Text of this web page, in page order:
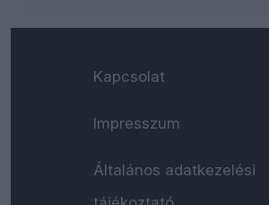
Kapcsolat
Impresszum
Általános adatkezelési